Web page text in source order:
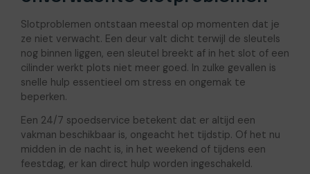
Slotproblemen ontstaan meestal op momenten dat je
ze niet verwacht. Een deur valt dicht terwijl de sleutels
nog binnen liggen, een sleutel breekt af in het slot of een
cilinder werkt plots niet meer goed. In zulke gevallen is
snelle hulp essentieel om stress en ongemak te
beperken.
Een 24/7 spoedservice betekent dat er altijd een
vakman beschikbaar is, ongeacht het tijdstip. Of het nu
midden in de nacht is, in het weekend of tijdens een
feestdag, er kan direct hulp worden ingeschakeld.